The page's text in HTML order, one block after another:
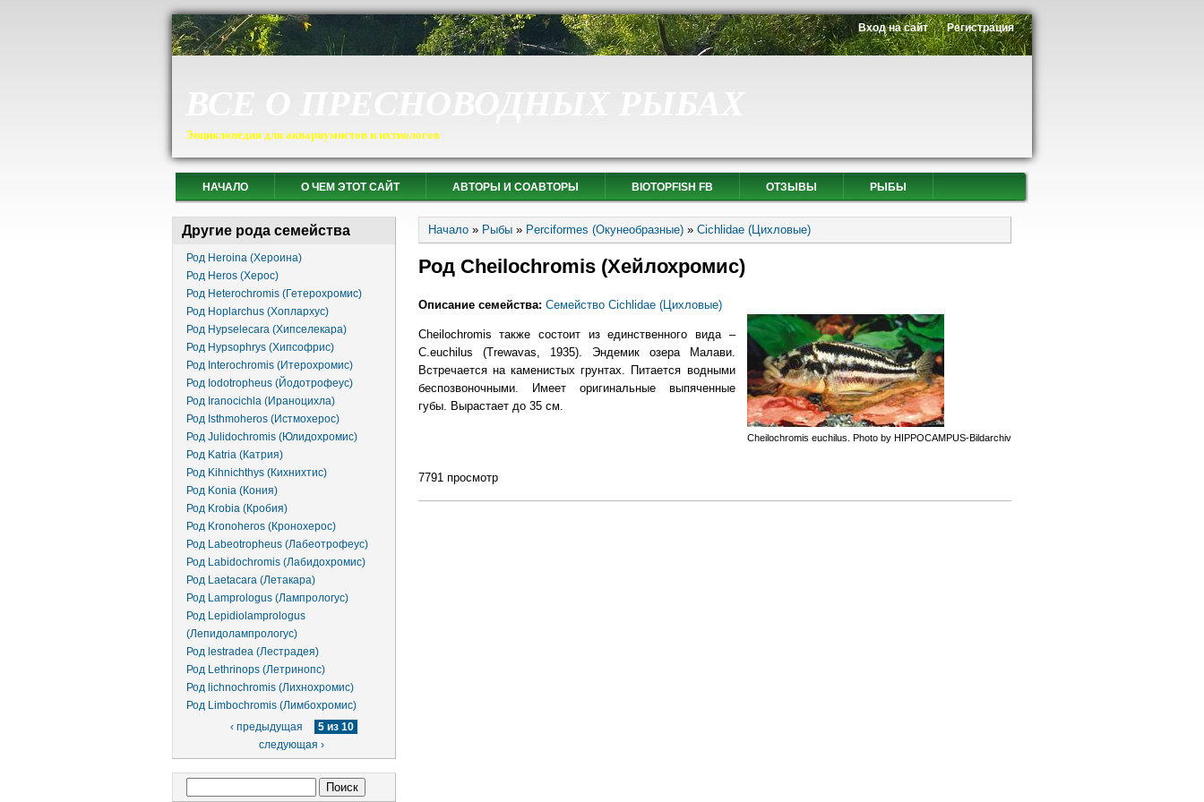
Энциклопедия для аквариумистов и ихтиологов
Вход на сайт Регистрация
НАЧАЛО О ЧЕМ ЭТОТ САЙТ АВТОРЫ И СОАВТОРЫ BIOTOPFISH FB ОТЗЫВЫ РЫБЫ
Другие рода семейства
Род Heroina (Хероина)
Род Heros (Херос)
Род Heterochromis (Гетерохромис)
Род Hoplarchus (Хоплархус)
Род Hypselecara (Хипселекара)
Род Hypsophrys (Хипсофрис)
Род Interochromis (Итерохромис)
Род Iodotropheus (Йодотрофеус)
Род Iranocichla (Ираноцихла)
Род Isthmoheros (Истмохерос)
Род Julidochromis (Юлидохромис)
Род Katria (Катрия)
Род Kihnichthys (Кихнихтис)
Род Konia (Кония)
Род Krobia (Кробия)
Род Kronoheros (Кронохерос)
Род Labeotropheus (Лабеотрофеус)
Род Labidochromis (Лабидохромис)
Род Laetacara (Летакара)
Род Lamprologus (Лампрологус)
Род Lepidiolamprologus
(Лепидолампрологус)
Род lestradea (Лестрадея)
Род Lethrinops (Летринопс)
Род lichnochromis (Лихнохромис)
Род Limbochromis (Лимбохромис)
‹ предыдущая
5 из 10
следующая ›
Вы здесь
Начало » Рыбы » Perciformes (Окунеобразные) » Cichlidae (Цихловые)
Род Cheilochromis (Хейлохромис)
Описание семейства: Семейство Cichlidae (Цихловые)
Cheilochromis euchilus. Photo by HIPPOCAMPUS-Bildarchiv
Cheilochromis также состоит из единственного вида –
C.euchilus (Trewavas, 1935). Эндемик озера Малави.
Встречается на каменистых грунтах. Питается водными
беспозвоночными. Имеет оригинальные выпяченные
губы. Вырастает до 35 см.
7791 просмотр